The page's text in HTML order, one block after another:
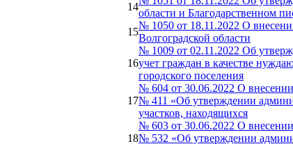
14
области и Благодарственном
15
№ 1050 от 18.11.2022 О
Волгоградской области
16
№ 1009 от 02.11.2022 Об
учет граждан в качестве
городского поселения
17
№ 604 от 30.06.2022 О
№ 411 «Об утверждении
участков, находящихся
18
№ 603 от 30.06.2022 О
№ 532 «Об утверждении